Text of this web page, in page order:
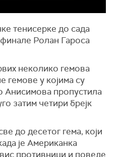
тенисерке до сада
Ролан Гароса
неколико гемова
гемове у којима су
Анисимова пропустила
затим четири брејк
до десетог гема, који
је Американка
противници и поведе